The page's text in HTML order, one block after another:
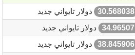
30.568038
دولار تايواني جديد
34.96507
دولار تايواني جديد
38.845906
دولار تايواني جديد